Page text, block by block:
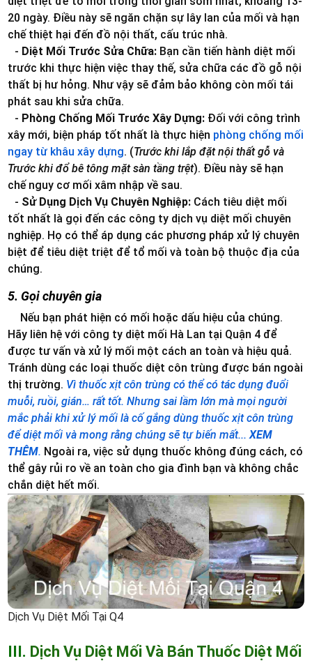
20 ngày. Điều này sẽ ngăn chặn sự lây lan của mối và hạn
chế thiệt hại đến đồ nội thất, cấu trúc nhà.
- Diệt Mối Trước Sửa Chữa: Bạn cần tiến hành diệt mối
trước khi thực hiện việc thay thế, sửa chữa các đồ gỗ nội
thất bị hư hỏng. Như vậy sẽ đảm bảo không còn mối tái
phát sau khi sửa chữa.
- Phòng Chống Mối Trước Xây Dựng: Đối với công trình
xây mới, biện pháp tốt nhất là thực hiện phòng chống mối
ngay từ khâu xây dựng. (Trước khi lắp đặt nội thất gỗ và
Trước khi đổ bê tông mặt sàn tầng trệt). Điều này sẽ hạn
chế nguy cơ mối xâm nhập về sau.
- Sử Dụng Dịch Vụ Chuyên Nghiệp: Cách tiêu diệt mối
tốt nhất là gọi đến các công ty dịch vụ diệt mối chuyên
nghiệp. Họ có thể áp dụng các phương pháp xử lý chuyên
biệt để tiêu diệt triệt để tổ mối và toàn bộ thuộc địa của
chúng.
5. Gọi chuyên gia
Nếu bạn phát hiện có mối hoặc dấu hiệu của chúng.
Hãy liên hệ với công ty diệt mối Hà Lan tại Quận 4 để
được tư vấn và xử lý mối một cách an toàn và hiệu quả.
Tránh dùng các loại thuốc diệt côn trùng được bán ngoài
thị trường. Vì thuốc xịt côn trùng có thể có tác dụng đuổi
muỗi, ruồi, gián… rất tốt. Nhưng sai lầm lớn mà mọi người
mắc phải khi xử lý mối là cố gắng dùng thuốc xịt côn trùng
để diệt mối và mong rằng chúng sẽ tự biến mất...XEM
THÊM. Ngoài ra, việc sử dụng thuốc không đúng cách, có
thể gây rủi ro về an toàn cho gia đình bạn và không chắc
chắn diệt hết mối.
Dịch Vụ Diệt Mối Tại Q4
III. Dịch Vụ Diệt Mối Và Bán Thuốc Diệt Mối